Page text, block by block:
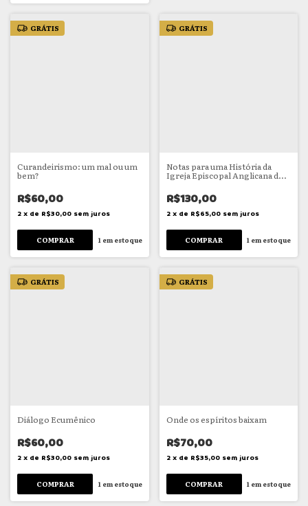
GRÁTIS
Curandeirismo: um mal ou um
bem?
R$60,00
2 x de R$30,00 sem juros
1 em estoque
GRÁTIS
Notas para uma História da
Igreja Episcopal Anglicana do
Brasil
R$130,00
2 x de R$65,00 sem juros
1 em estoque
GRÁTIS
Diálogo Ecumênico
R$60,00
2 x de R$30,00 sem juros
1em estoque
GRÁTIS
Onde os espíritos baixam
R$70,00
2 x de R$35,00 sem juros
1 em estoque